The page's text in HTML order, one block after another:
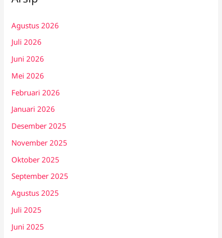
Agustus 2026
Juli 2026
Juni 2026
Mei 2026
Februari 2026
Januari 2026
Desember 2025
November 2025
Oktober 2025
September 2025
Agustus 2025
Juli 2025
Juni 2025